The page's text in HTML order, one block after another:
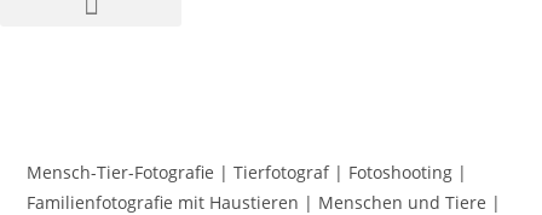
Mensch-Tier-Fotografie | Tierfotograf | Fotoshooting |
Familienfotografie mit Haustieren | Menschen und Tiere |